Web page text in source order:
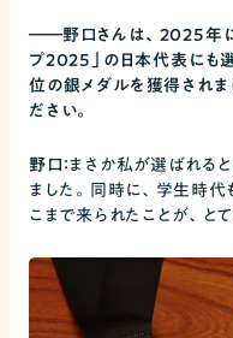
――野口さんは、2025年
プ2025」の日本代表にも
位の銀メダルを獲得されま
ださい。
野口：まさか私が選ばれる
ました。同時に、学生時
こまで来られたことが、と